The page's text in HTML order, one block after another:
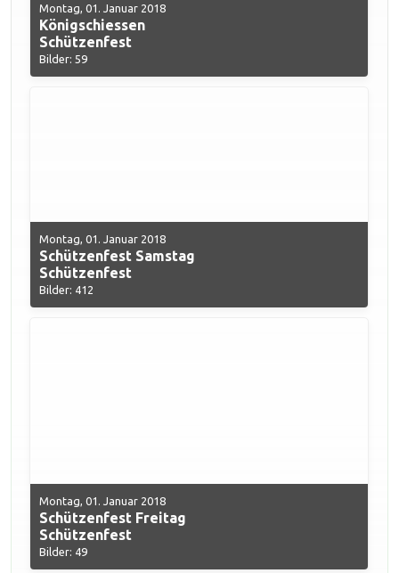
Montag, 01. Januar 2018
Königschiessen
Schützenfest
Bilder: 59
Montag, 01. Januar 2018
Schützenfest Samstag
Schützenfest
Bilder: 412
Montag, 01. Januar 2018
Schützenfest Freitag
Schützenfest
Bilder: 49